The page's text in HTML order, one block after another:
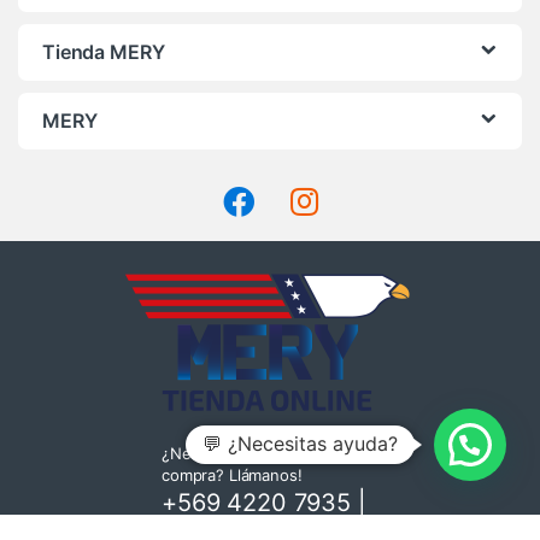
Tienda MERY
MERY
¿Necesitas ayuda con tu
compra? Llámanos!
+569 4220 7935
💬 ¿Necesitas ayuda?